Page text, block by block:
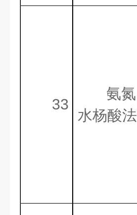
33
氨氮
水杨酸法